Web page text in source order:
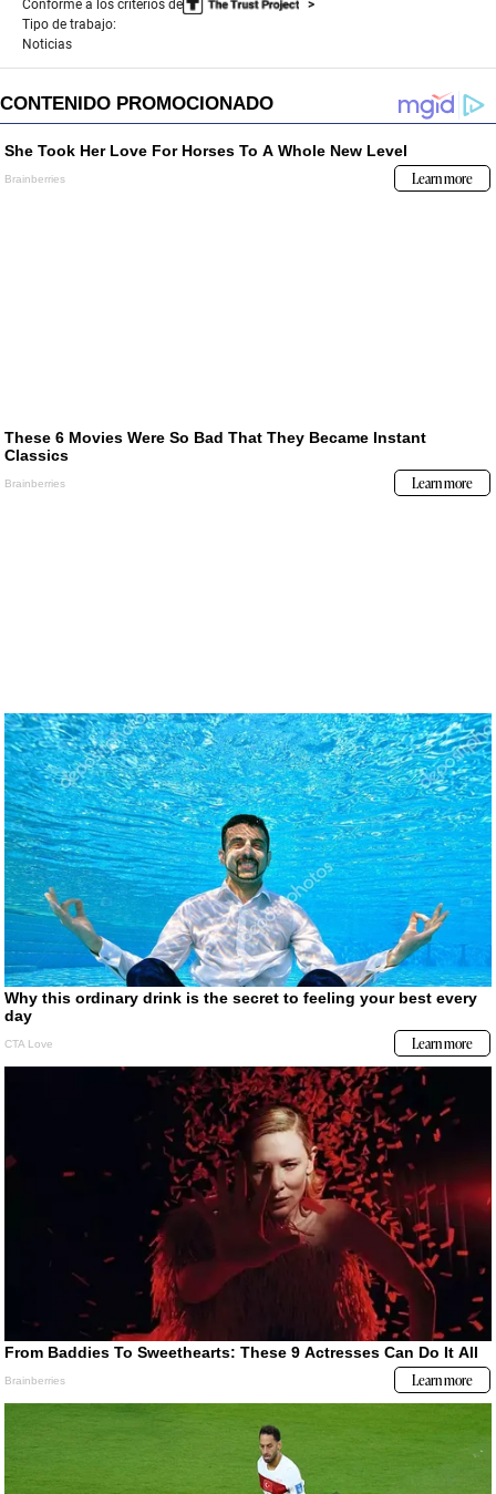
Conforme a los criterios de
Tipo de trabajo:
Noticias